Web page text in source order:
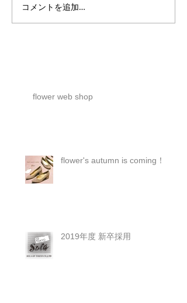
コメントを追加…
flower web shop
flower's autumn is coming！
2019年度 新卒採用